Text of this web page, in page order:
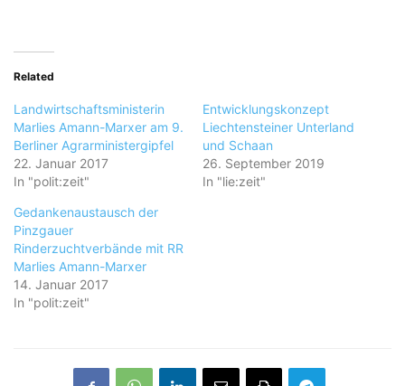
Related
Landwirtschaftsministerin
Marlies Amann-Marxer am 9.
Berliner Agrarministergipfel
22. Januar 2017
In "polit:zeit"
Entwicklungskonzept
Liechtensteiner Unterland
und Schaan
26. September 2019
In "lie:zeit"
Gedankenaustausch der
Pinzgauer
Rinderzuchtverbände mit RR
Marlies Amann-Marxer
14. Januar 2017
In "polit:zeit"